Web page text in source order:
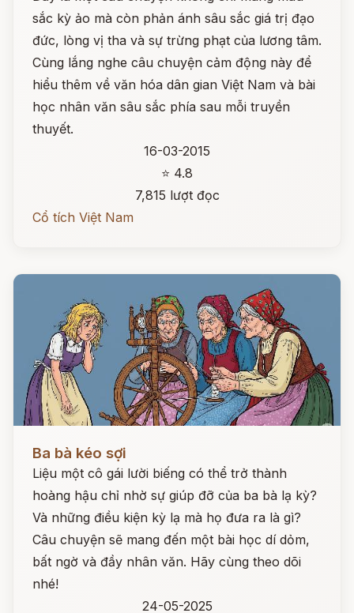
sắc kỳ ảo mà còn phản ánh sâu sắc giá trị đạo
đức, lòng vị tha và sự trừng phạt của lương tâm.
Cùng lắng nghe câu chuyện cảm động này để
hiểu thêm về văn hóa dân gian Việt Nam và bài
học nhân văn sâu sắc phía sau mỗi truyền
thuyết.
16-03-2015
⭐ 4.8
7,815 lượt đọc
Cổ tích Việt Nam
Ba bà kéo sợi
Liệu một cô gái lười biếng có thể trở thành
hoàng hậu chỉ nhờ sự giúp đỡ của ba bà lạ kỳ?
Và những điều kiện kỳ lạ mà họ đưa ra là gì?
Câu chuyện sẽ mang đến một bài học dí dỏm,
bất ngờ và đầy nhân văn. Hãy cùng theo dõi
nhé!
24-05-2025